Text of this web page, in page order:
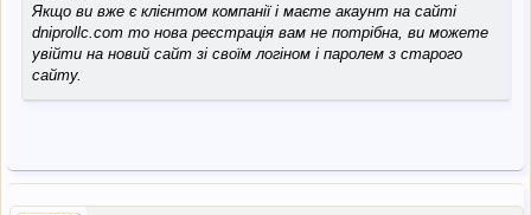
Якщо ви вже є клієнтом компанії і маєте акаунт на сайті
dniprollc.com то нова реєстрація вам не потрібна, ви можете
увійти на новий сайт зі своїм логіном і паролем з старого
сайту.